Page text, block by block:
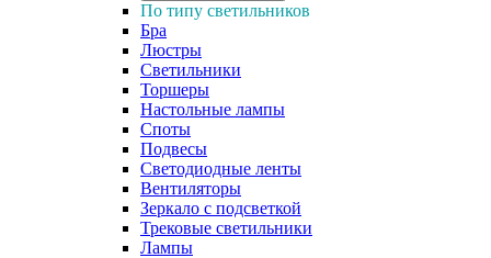
По типу светильников
Бра
Люстры
Светильники
Торшеры
Настольные лампы
Споты
Подвесы
Светодиодные ленты
Вентиляторы
Зеркало с подсветкой
Трековые светильники
Лампы